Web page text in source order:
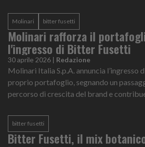
Molinari bitter fusetti
Molinari rafforza il
l'ingresso di Bitter Fusetti
30 aprile 2026 | Redazione
Molinari Italia S.p.A. annuncia l’ingresso
proprio portafoglio, segnando un
percorso di crescita del brand e
bitter fusetti
Bitter Fusetti, il mix